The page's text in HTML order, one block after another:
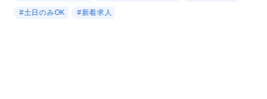
#土日のみOK #新着求人